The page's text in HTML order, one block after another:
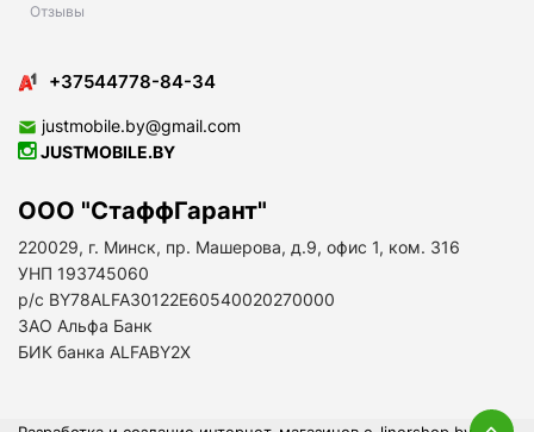
Отзывы
+37544778-84-34
justmobile.by@gmail.com
JUSTMOBILE.BY
ООО "СтаффГарант"
220029, г. Минск, пр. Машерова, д.9, офис 1, ком. 316
УНП 193745060
р/с BY78ALFA30122E60540020270000
ЗАО Альфа Банк
БИК банка ALFABY2X